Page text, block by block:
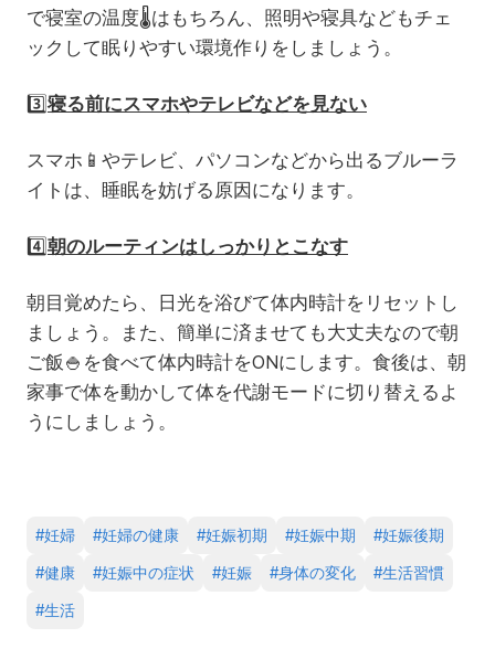
で寝室の温度🌡️はもちろん、照明や寝具などもチェ
ックして眠りやすい環境作りをしましょう。
3️⃣寝る前にスマホやテレビなどを見ない
スマホ 📱 やテレビ、パソコンなどから出るブルーラ
イトは、睡眠を妨げる原因になります。
4️⃣朝のルーティンはしっかりとこなす
朝目覚めたら、日光を浴びて体内時計をリセットし
ましょう。また、簡単に済ませても大丈夫なので朝
ご飯🍚を食べて体内時計をONにします。食後は、朝
家事で体を動かして体を代謝モードに切り替えるよ
うにしましょう。
#妊婦 #妊婦の健康 #妊娠初期 #妊娠中期 #妊娠後期
#健康 #妊娠中の症状 #妊娠 #身体の変化 #生活習慣
#生活